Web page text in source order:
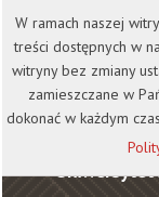
Wirtualna Uczelnia
Uniwersytet
W ramach naszej
treści dostępnych w
witryny bez zmiany
zamieszczane w
dokonać w każdym